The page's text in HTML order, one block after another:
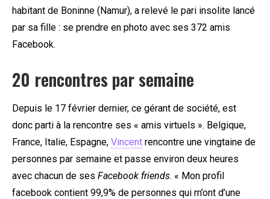
habitant de Boninne (Namur), a relevé le pari insolite lancé
par sa fille : se prendre en photo avec ses 372 amis
Facebook.
20 rencontres par semaine
Depuis le 17 février dernier, ce gérant de société, est
donc parti à la rencontre ses « amis virtuels ». Belgique,
France, Italie, Espagne, Vincent rencontre une vingtaine de
personnes par semaine et passe environ deux heures
avec chacun de ses Facebook friends. « Mon profil
facebook contient 99,9% de personnes qui m’ont d’une